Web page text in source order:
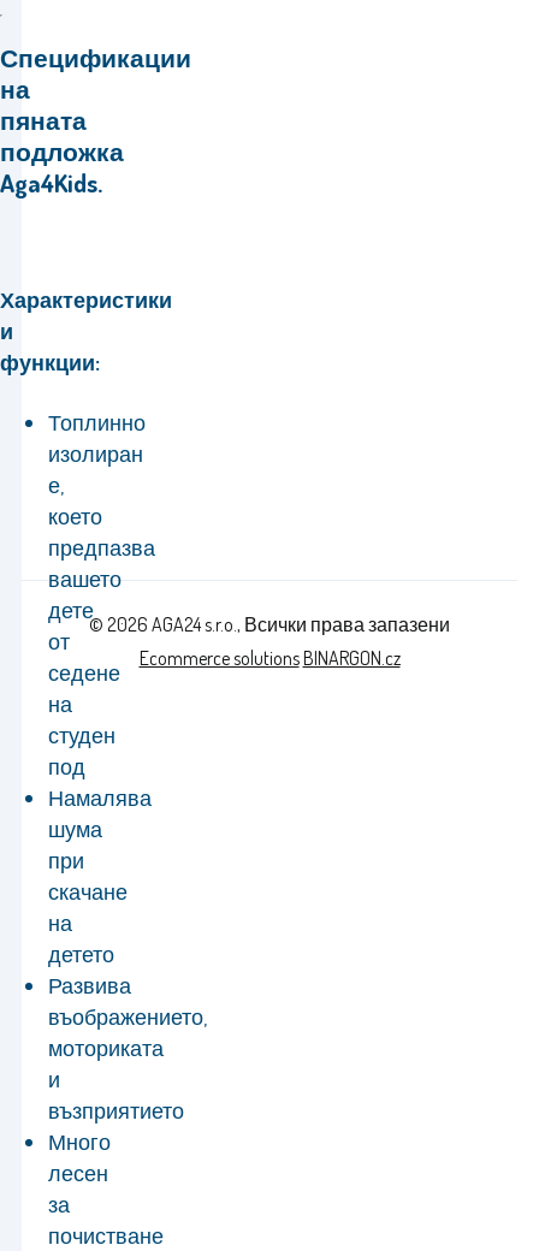
Спецификации
на
пяната
подложка
Aga4Kids.
Характеристики
и
функции:
Топлинно
изолиран
е,
което
предпазва
вашето
дете
от
седене
на
студен
под
Намалява
шума
при
скачане
на
детето
Развива
въображението,
моториката
и
възприятието
Много
лесен
за
почистване
© 2026 AGA24 s.r.o., Всички права запазени
Ecommerce solutionsBINARGON.cz